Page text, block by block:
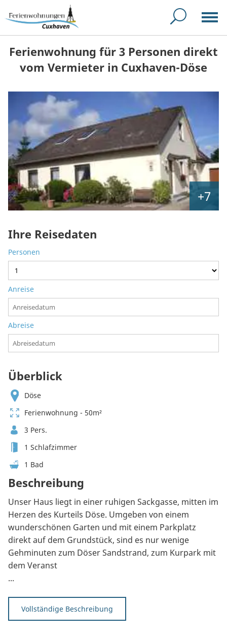
Ferienwohnung für 3 Personen direkt
vom Vermieter in Cuxhaven-Döse
+7
Ihre Reisedaten
Personen
Anreise
Abreise
Überblick
Döse
Ferienwohnung - 50m²
3 Pers.
1 Schlafzimmer
1 Bad
Beschreibung
Unser Haus liegt in einer ruhigen Sackgasse, mitten im
Herzen des Kurteils Döse. Umgeben von einem
wunderschönen Garten und mit einem Parkplatz
direkt auf dem Grundstück, sind es nur wenige
Gehminuten zum Döser Sandstrand, zum Kurpark mit
dem Veranst
...
Vollständige Beschreibung